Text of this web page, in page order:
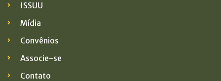
ISSUU
Mídia
Convênios
Associe-se
Contato